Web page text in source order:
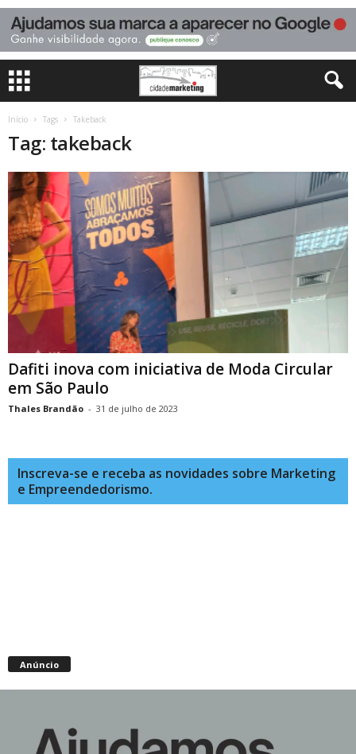
Início Tags Takeback
Tag: takeback
Dafiti inova com iniciativa de Moda Circular
em São Paulo
Thales Brandão - 31 de julho de 2023
Inscreva-se e receba as novidades sobre Marketing
e Empreendedorismo.
Anúncio